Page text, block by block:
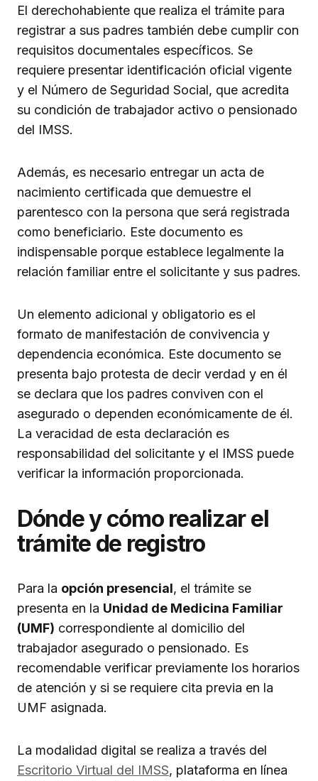
El derechohabiente que realiza el trámite para
registrar a sus padres también debe cumplir con
requisitos documentales específicos. Se
requiere presentar identificación oficial vigente
y el Número de Seguridad Social, que acredita
su condición de trabajador activo o pensionado
del IMSS.
Además, es necesario entregar un acta de
nacimiento certificada que demuestre el
parentesco con la persona que será registrada
como beneficiario. Este documento es
indispensable porque establece legalmente la
relación familiar entre el solicitante y sus padres.
Un elemento adicional y obligatorio es el
formato de manifestación de convivencia y
dependencia económica. Este documento se
presenta bajo protesta de decir verdad y en él
se declara que los padres conviven con el
asegurado o dependen económicamente de él.
La veracidad de esta declaración es
responsabilidad del solicitante y el IMSS puede
verificar la información proporcionada.
Dónde y cómo realizar el
trámite de registro
Para la opción presencial, el trámite se
presenta en la Unidad de Medicina Familiar
(UMF) correspondiente al domicilio del
trabajador asegurado o pensionado. Es
recomendable verificar previamente los horarios
de atención y si se requiere cita previa en la
UMF asignada.
La modalidad digital se realiza a través del
Escritorio Virtual del IMSS, plataforma en línea